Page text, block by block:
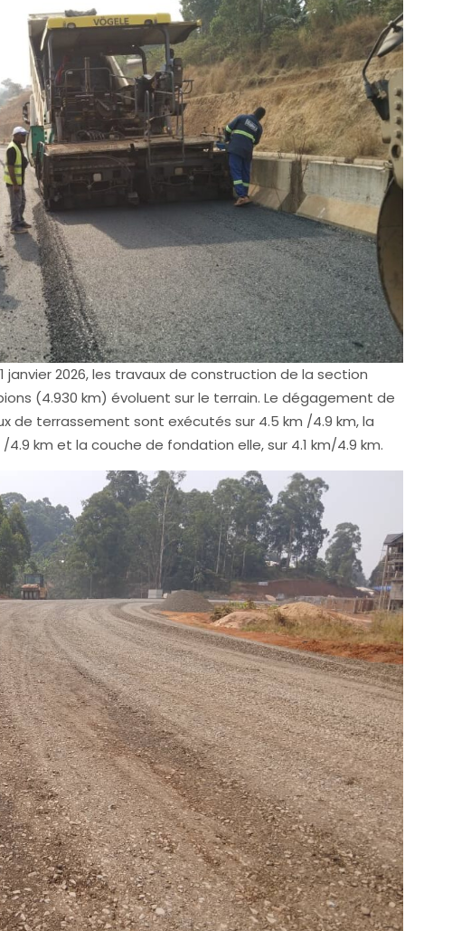
janvier 2026, les travaux de construction de la section
(4.930 km) évoluent sur le terrain. Le dégagement de
de terrassement sont exécutés sur 4.5 km /4.9 km, la
km et la couche de fondation elle, sur 4.1 km/4.9 km.